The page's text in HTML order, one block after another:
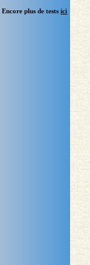
Encore plus de testsici